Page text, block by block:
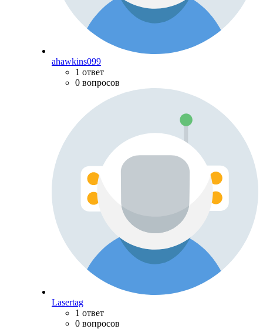
ahawkins099
1 ответ
0 вопросов
Lasertag
1 ответ
0 вопросов